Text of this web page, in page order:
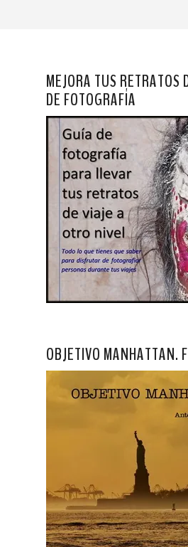
MEJORA TUS RETRATOS
DE FOTOGRAFÍA
OBJETIVO MANHATTAN.